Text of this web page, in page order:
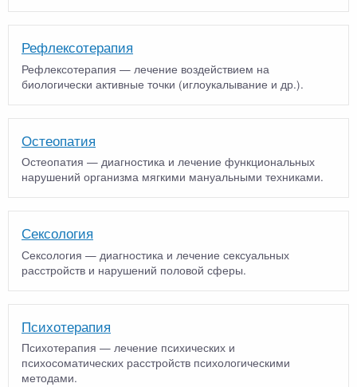
Рефлексотерапия
Рефлексотерапия — лечение воздействием на
биологически активные точки (иглоукалывание и др.).
Остеопатия
Остеопатия — диагностика и лечение функциональных
нарушений организма мягкими мануальными техниками.
Сексология
Сексология — диагностика и лечение сексуальных
расстройств и нарушений половой сферы.
Психотерапия
Психотерапия — лечение психических и
психосоматических расстройств психологическими
методами.